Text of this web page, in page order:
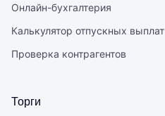
Онлайн-бухгалтерия
Калькулятор отпускных выплат
Проверка контрагентов
Торги